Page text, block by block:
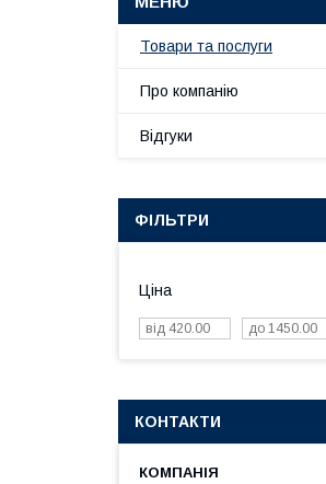
Товари та послуги
Про компанію
Відгуки
ФІЛЬТРИ
Ціна
КОНТАКТИ